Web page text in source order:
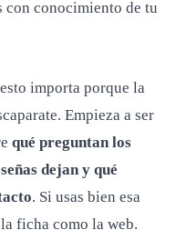
con conocimiento de tu
importa porque la
Empieza a ser
qué preguntan los
dejan y qué
. Si usas bien esa
ficha como la web.